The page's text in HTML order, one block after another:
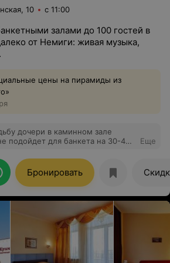
10 с 11:00
залами до 100 гостей в
от Немиги: живая музыка,
цены на пирамиды из
дочери в каминном зале
подойдет для банкета на 30-40
шикарная люстра добавляет
было вкусно, официанты
все просьбы подать,
хороший администратор Егор,
. Локация выше всех похвал ,
и открывается вид на центр
звезд !
Еще
Бронировать